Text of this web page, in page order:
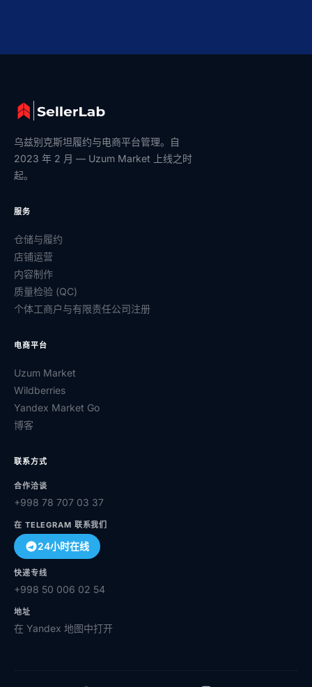
乌兹别克斯坦履约与电商平台管理。自
2023 年 2 月 — Uzum Market 上线之时
起。
服务
仓储与履约
店铺运营
内容制作
质量检验 (QC)
个体工商户与有限责任公司注册
电商平台
Uzum Market
Wildberries
Yandex Market Go
博客
联系方式
合作洽谈
+998 78 707 03 37
在 TELEGRAM 联系我们
24小时在线
快递专线
+998 50 006 02 54
地址
在 Yandex 地图中打开